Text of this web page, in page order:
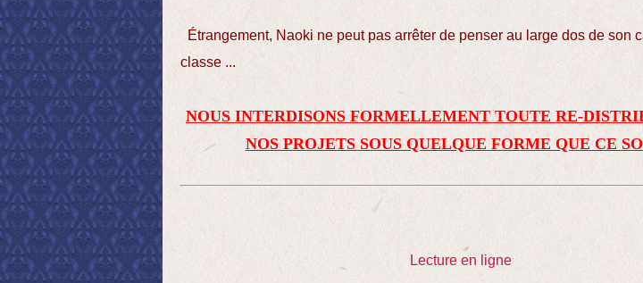
Étrangement, Naoki ne peut pas arrêter de penser au large dos de son
classe ...
NOUS INTERDISONS FORMELLEMENT TOUTE RE-
NOS PROJETS SOUS QUELQUE FORME QUE CE
Lecture en ligne